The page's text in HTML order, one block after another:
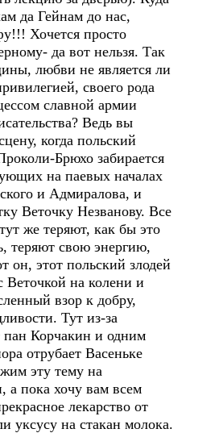
да Гейнам до нас,
Хочется просто
да вот нельзя. Так
любви не является ли
своего рода
славной армии
Ведь вы
когда польский
Брюхо забирается
на паевых началах
и Адмиралова, и
Веточку Незванову. Все
же теряют, как бы это
теряют свою энергию,
он, этот польский злодей
Веточкой на колени и
взор к добру,
Тут из-за
пан Корчакин и одним
отрубает Васеньке
эту тему на
а пока хочу вам всем
лекарство от
уксусу на стакан молока.